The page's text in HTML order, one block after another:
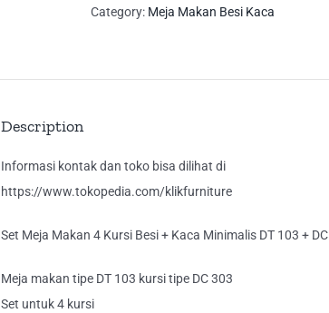
Kursi
Kaca
103
+
303
quantity
Category: Meja Makan Besi Kaca
Description
Informasi kontak dan toko bisa dilihat di
https://www.tokopedia.com/klikfurniture
Set Meja Makan 4 Kursi Besi + Kaca Minimalis DT 103 +
Meja makan tipe DT 103 kursi tipe DC 303
Set untuk 4 kursi